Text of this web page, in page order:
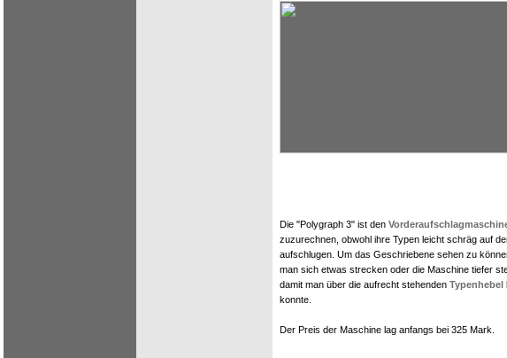
Die "Polygraph 3" ist den
zuzurechnen, obwohl ihre Typen leicht schräg auf
aufschlugen. Um das Geschriebene sehen zu
man sich etwas strecken oder die Maschine tiefer
damit man über die aufrecht stehenden Typenhebel
konnte.
Der Preis der Maschine lag anfangs bei 325 Mark.